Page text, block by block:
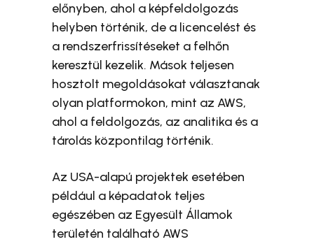
előnyben, ahol a képfeldolgozás
helyben történik, de a licencelést és
a rendszerfrissítéseket a felhőn
keresztül kezelik. Mások teljesen
hosztolt megoldásokat választanak
olyan platformokon, mint az AWS,
ahol a feldolgozás, az analitika és a
tárolás központilag történik.
Az USA-alapú projektek esetében
például a képadatok teljes
egészében az Egyesült Államok
területén található AWS